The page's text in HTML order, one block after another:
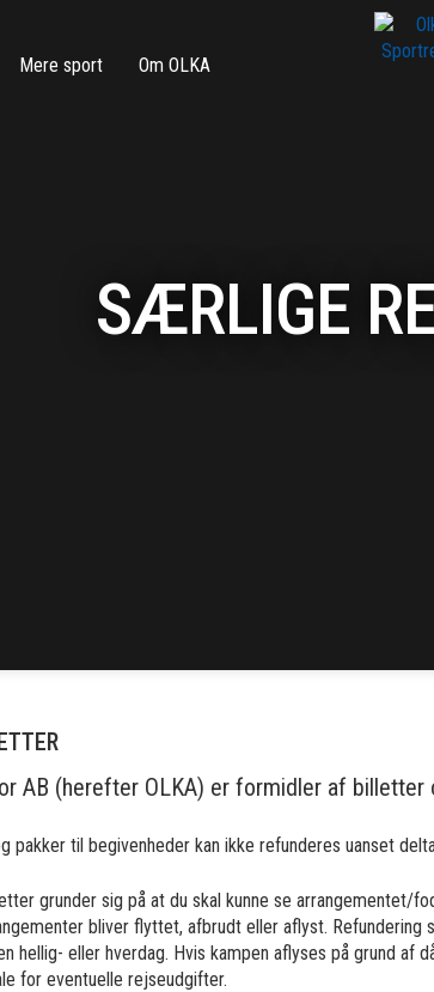
Mere sport Om OLKA
SÆRLIGE
AB (herefter OLKA) er formidler af
pakker til begivenheder kan ikke refunderes uanset
grunder sig på at du skal kunne se arrangementet/
bliver flyttet, afbrudt eller aflyst.
hellig- eller hverdag. Hvis kampen aflyses på grund
for eventuelle rejseudgifter.